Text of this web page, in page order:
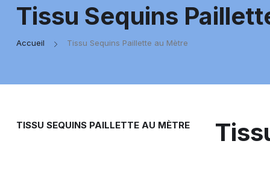
Tissu Sequins
Accueil Tissu Sequins Paillette au Mètre
TISSU SEQUINS PAILLETTE AU MÈTRE